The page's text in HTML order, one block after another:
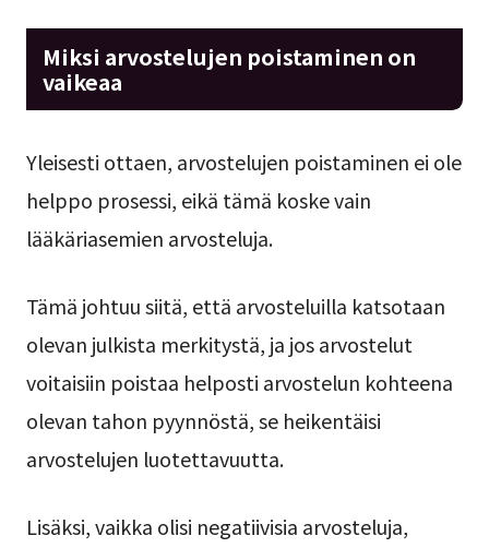
Miksi arvostelujen poistaminen on
vaikeaa
Yleisesti ottaen, arvostelujen poistaminen ei ole
helppo prosessi, eikä tämä koske vain
lääkäriasemien arvosteluja.
Tämä johtuu siitä, että arvosteluilla katsotaan
olevan julkista merkitystä, ja jos arvostelut
voitaisiin poistaa helposti arvostelun kohteena
olevan tahon pyynnöstä, se heikentäisi
arvostelujen luotettavuutta.
Lisäksi, vaikka olisi negatiivisia arvosteluja,